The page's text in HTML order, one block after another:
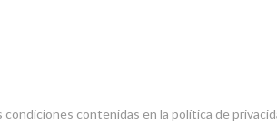
condiciones contenidas en la política de